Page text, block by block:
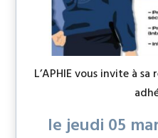
L’APHIE vous invite à
le jeudi 05